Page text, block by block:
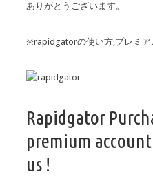
ありがとうございます。
※rapidgatorの使い方,プレミア
Rapidgator
premium
us !